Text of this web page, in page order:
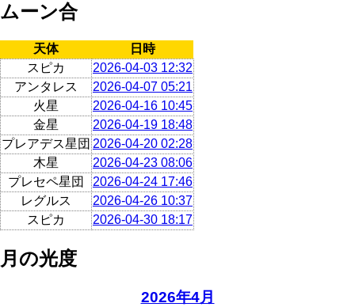
ムーン合
天体
日時
スピカ
2026-04-03 12:32
アンタレス
2026-04-07 05:21
火星
2026-04-16 10:45
金星
2026-04-19 18:48
プレアデス星団 2026-04-20 02:28
木星
2026-04-23 08:06
プレセペ星団
2026-04-24 17:46
レグルス
2026-04-26 10:37
スピカ
2026-04-30 18:17
月の光度
2026年4月